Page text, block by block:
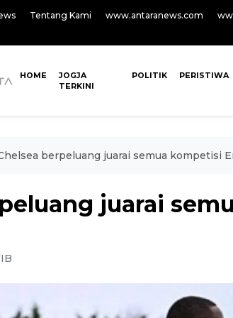
Tentang Kami www.antaranews.com
HOME
JOGJA
TERKINI
POLITIK PERISTIWA
berpeluang juarai semua kompetisi
juarai